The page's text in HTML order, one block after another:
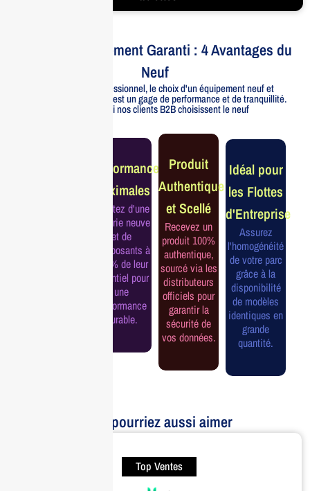
Votre Investissement Garanti : 4 Avantages du
Neuf
Pour un usage professionnel, le choix d'un équipement neuf et
officiellement distribué est un gage de performance et de tranquillité.
Voici pourquoi nos clients B2B choisissent le neuf
Performance
Maximales
Profitez d'une
batterie neuve
et de
composants à
100% de leur
potentiel pour
une
performance
durable.
Produit
Authentique
et Scellé
Recevez un
produit 100%
authentique,
sourcé via les
distributeurs
officiels pour
garantir la
sécurité de
vos données.
Idéal pour
les Flottes
d'Entreprise
Assurez
l'homogénéité
de votre parc
grâce à la
disponibilité
de modèles
identiques en
grande
quantité.
Vous pourriez aussi aimer
Top Ventes